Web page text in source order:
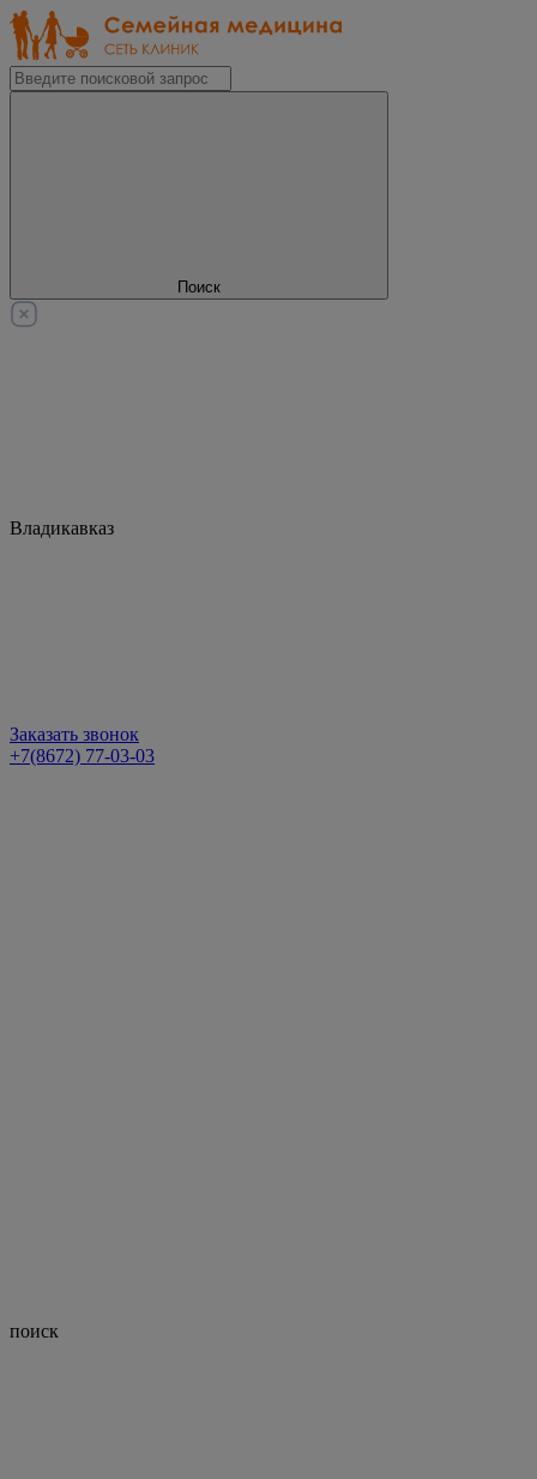
Поиск
Владикавказ
Заказать звонок
+7(8672) 77-03-03
поиск